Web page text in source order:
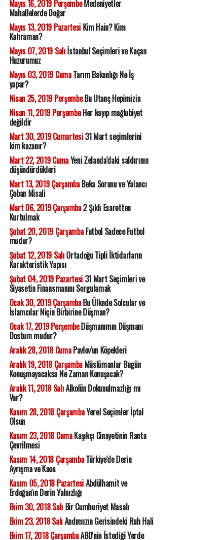
Mayıs 16, 2019 PerşembeMedeniyetler
Mahallelerde Doğar
Mayıs 13, 2019 PazartesiKim Hain? Kim
Kahraman?
Mayıs 07, 2019 Salıİstanbul Seçimleri ve Kaçan
Huzurumuz
Mayıs 03, 2019 CumaTarım Bakanlığı Ne İş
yapar?
Nisan 25, 2019 PerşembeBu Utanç Hepimizin
Nisan 11, 2019 PerşembeHer kayıp mağlubiyet
değildir
Mart 30, 2019 Cumartesi31 Mart seçimlerini
kim kazanır?
Mart 22, 2019 CumaYeni Zelanda'daki saldırının
düşündürdükleri
Mart 13, 2019 ÇarşambaBeka Sorunu ve Yalancı
Çoban Misali
Mart 06, 2019 Çarşamba2 Şıklı Esaretten
Kurtulmak
Şubat 20, 2019 ÇarşambaFutbol Sadece Futbol
mudur?
Şubat 12, 2019 SalıOrtadoğu Tipli İktidarların
Karakteristik Yapısı
Şubat 04, 2019 Pazartesi31 Mart Seçimleri ve
Siyasetin Finansmanını Sorgulamak
Ocak 30, 2019 ÇarşambaBu Ülkede Solcular ve
İslamcılar Niçin Birbirine Düşman?
Ocak 17, 2019 PerşembeDüşmanımın Düşmanı
Dostum mudur?
Aralık 28, 2018 CumaPavlov'un Köpekleri
Aralık 19, 2018 ÇarşambaMüslümanlar Bugün
Konuşmayacaksa Ne Zaman Konuşacak?
Aralık 11, 2018 SalıAlkolün Dokunulmazlığı mı
Var?
Kasım 28, 2018 ÇarşambaYerel Seçimler İptal
Olsun
Kasım 23, 2018 CumaKaşıkçı Cinayetinin Ranta
Çevrilmesi
Kasım 14, 2018 ÇarşambaTürkiye'de Derin
Ayrışma ve Kaos
Kasım 05, 2018 PazartesiAbdülhamit ve
Erdoğan'ın Derin Yalnızlığı
Ekim 30, 2018 SalıBir Cumhuriyet Masalı
Ekim 23, 2018 SalıAndımızın Gerisindeki Ruh Hali
Ekim 17, 2018 ÇarşambaABD'nin İstediği Yerde